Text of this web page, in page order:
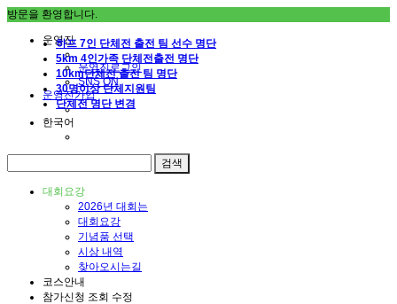
방문을 환영합니다.
운영진
운영진로그인
SNS ON
운영진가입
한국어
대회요강
2026년 대회는
대회요강
기념품 선택
시상 내역
찾아오시는길
코스안내
참가신청 조회 수정
하프 7인 단체전 출전 팀 선수 명단
5km 4인가족 단체전출전 명단
10km단체전 출전 팀 명단
30명이상 단체지원팀
단체전 명단 변경